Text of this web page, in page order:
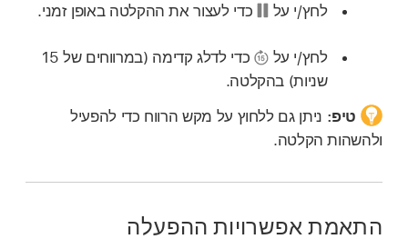
לחץ/י על כדי לעצור את ההקלטה באופן זמני.
לחץ/י על
כדי לדלג קדימה (במרווחים של 15
שניות) בהקלטה.
טיפ: ניתן גם ללחוץ על מקש הרווח כדי להפעיל
ולהשהות הקלטה.
התאמת אפשרויות ההפעלה